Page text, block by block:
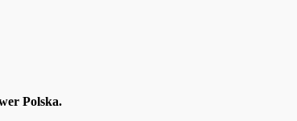
Polska.